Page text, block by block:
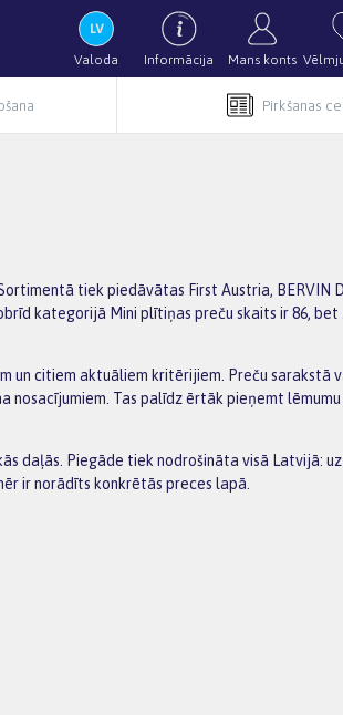
Valoda Informācija Mans konts
Pirkšanas
tiek piedāvātas First Austria, BERVIN
kategorijā Mini plītiņas preču skaits ir 86, bet
un citiem aktuāliem kritērijiem. Preču sarakstā
nosacījumiem. Tas palīdz ērtāk pieņemt
daļās. Piegāde tiek nodrošināta visā Latvijā:
ir norādīts konkrētās preces lapā.